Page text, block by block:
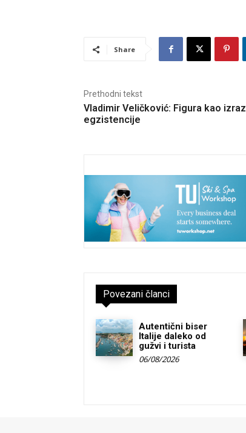
Share
Prethodni tekst
Vladimir Veličković: Figura kao izraz
egzistencije
Povezani članci
Autentični biser
Italije daleko od
gužvi i turista
06/08/2026